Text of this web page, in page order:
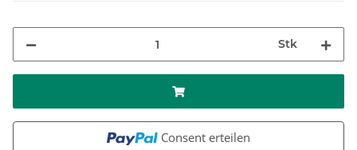
Stk
Consent erteilen